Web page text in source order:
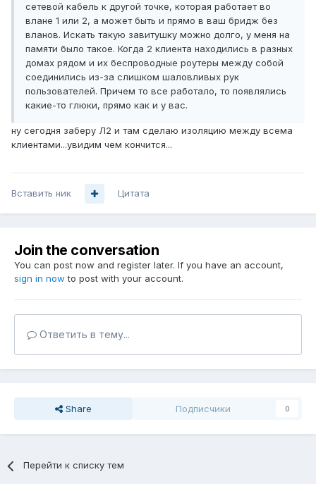
сетевой кабель к другой точке, которая работает во
влане 1 или 2, а может быть и прямо в ваш бридж без
вланов. Искать такую завитушку можно долго, у меня на
памяти было такое. Когда 2 клиента находились в разных
домах рядом и их беспроводные роутеры между собой
соединились из-за слишком шаловливых рук
пользователей. Причем то все работало, то появлялись
какие-то глюки, прямо как и у вас.
ну сегодня заберу Л2 и там сделаю изоляцию между всема
клиентами...увидим чем кончится...
Вставить ник Цитата
Join the conversation
You can post now and register later. If you have an account,
sign in now to post with your account.
Ответить в тему...
Share Подписчики 0
Перейти к списку тем